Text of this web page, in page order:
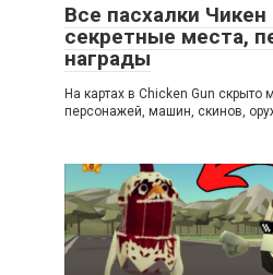
Все пасхалки Чикен
секретные места,
награды
На картах в Chicken Gun скрыто
персонажей, машин, скинов,